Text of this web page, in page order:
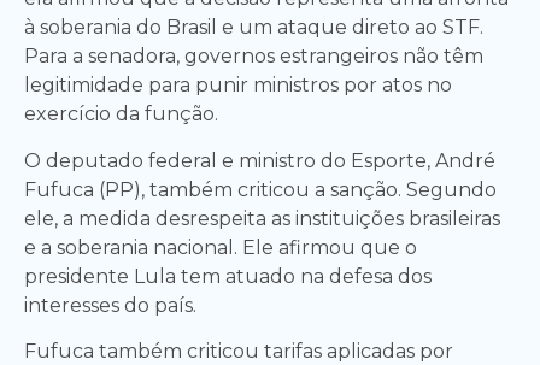
à soberania do Brasil e um ataque direto ao STF.
Para a senadora, governos estrangeiros não têm
legitimidade para punir ministros por atos no
exercício da função.
O deputado federal e ministro do Esporte, André
Fufuca (PP), também criticou a sanção. Segundo
ele, a medida desrespeita as instituições brasileiras
e a soberania nacional. Ele afirmou que o
presidente Lula tem atuado na defesa dos
interesses do país.
Fufuca também criticou tarifas aplicadas por